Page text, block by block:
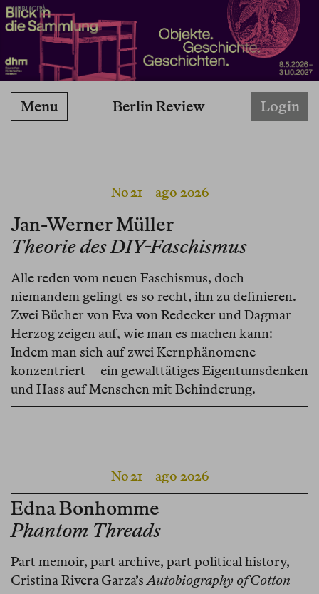
PUBBLICITÀ
Berlin Review
Menu Login
No 21ago 2026
Jan-Werner Müller
Theorie des DIY-Faschismus
Alle reden vom neuen Faschismus, doch
niemandem gelingt es so recht, ihn zu definieren.
Zwei Bücher von Eva von Redecker und Dagmar
Herzog zeigen auf, wie man es machen kann:
Indem man sich auf zwei Kernphänomene
konzentriert – ein gewalttätiges Eigentumsdenken
und Hass auf Menschen mit Behinderung.
No 21ago 2026
Edna Bonhomme
Phantom Threads
Part memoir, part archive, part political history,
Cristina Rivera Garza’sAutobiography of Cotton